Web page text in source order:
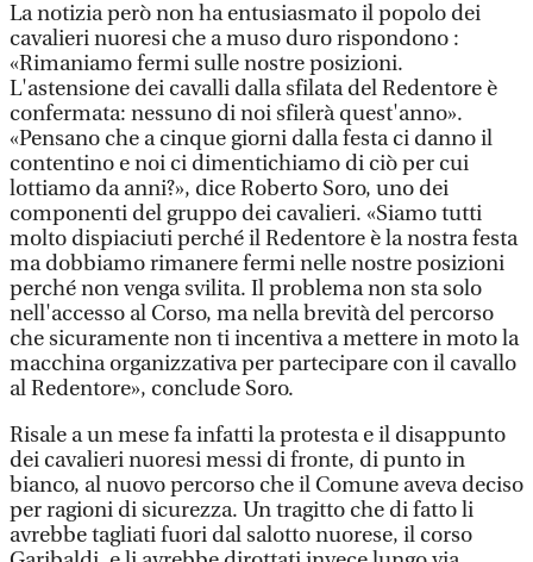
La notizia però non ha entusiasmato il popolo dei
cavalieri nuoresi che a muso duro rispondono :
«Rimaniamo fermi sulle nostre posizioni.
L'astensione dei cavalli dalla sfilata del Redentore è
confermata: nessuno di noi sfilerà quest'anno».
«Pensano che a cinque giorni dalla festa ci danno il
contentino e noi ci dimentichiamo di ciò per cui
lottiamo da anni?», dice Roberto Soro, uno dei
componenti del gruppo dei cavalieri. «Siamo tutti
molto dispiaciuti perché il Redentore è la nostra festa
ma dobbiamo rimanere fermi nelle nostre posizioni
perché non venga svilita. Il problema non sta solo
nell'accesso al Corso, ma nella brevità del percorso
che sicuramente non ti incentiva a mettere in moto la
macchina organizzativa per partecipare con il cavallo
al Redentore», conclude Soro.
Risale a un mese fa infatti la protesta e il disappunto
dei cavalieri nuoresi messi di fronte, di punto in
bianco, al nuovo percorso che il Comune aveva deciso
per ragioni di sicurezza. Un tragitto che di fatto li
avrebbe tagliati fuori dal salotto nuorese, il corso